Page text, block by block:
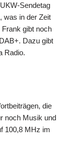
Sendetag
was in der Zeit
gibt noch
Dazu gibt
Radio.
die
noch Musik und
100,8 MHz im